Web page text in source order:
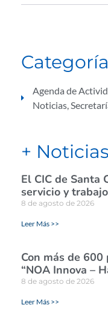
Agenda de
Noticias,
+ Noticias
El CIC de Santa
servicio y
8 de agosto de 2026
Leer Más >>
Con más de
“NOA Innova –
8 de agosto de 2026
Leer Más >>